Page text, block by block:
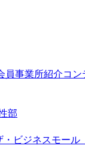
員事業所紹介コン
部
・ビジネスモール